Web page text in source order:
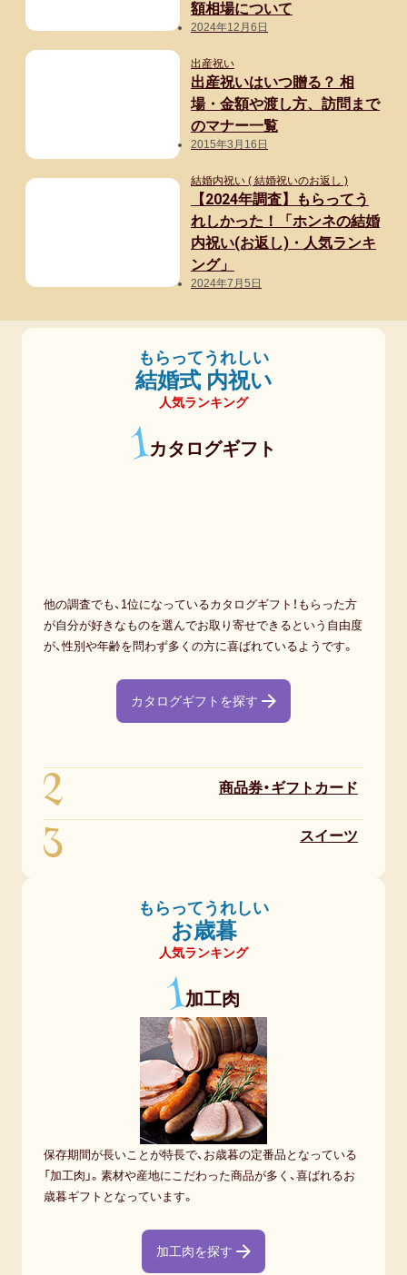
額相場について
2024年12月6日
出産祝い
出産祝いはいつ贈る？ 相
場・金額や渡し方、訪問まで
のマナー一覧
2015年3月16日
結婚内祝い ( 結婚祝いのお返し )
【2024年調査】もらってう
れしかった！「ホンネの結婚
内祝い(お返し)・人気ランキ
ング」
2024年7月5日
もらってうれしい
結婚式 内祝い
人気ランキング
1カタログギフト
他の調査でも、1位になっているカタログギフト！もらった方
が自分が好きなものを選んでお取り寄せできるという自由度
が、性別や年齢を問わず多くの方に喜ばれているようです。
カタログギフトを探す
2 商品券・ギフトカード
3 スイーツ
もらってうれしい
お歳暮
人気ランキング
1加工肉
保存期間が長いことが特長で、お歳暮の定番品となっている
「加工肉」。素材や産地にこだわった商品が多く、喜ばれるお
歳暮ギフトとなっています。
加工肉を探す